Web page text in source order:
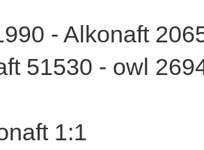
- Alkonaft
51530 - owl
1:1